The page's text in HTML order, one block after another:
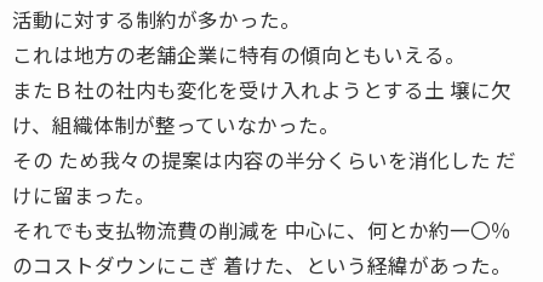
活動に対する制約が多かった。
これは地方の老舗企業に特有の傾向ともいえる。
またＢ社の社内も変化を受け入れようとする土 壌に欠
け、組織体制が整っていなかった。
その ため我々の提案は内容の半分くらいを消化した だ
けに留まった。
それでも支払物流費の削減を 中心に、何とか約一〇％
のコストダウンにこぎ 着けた、という経緯があった。